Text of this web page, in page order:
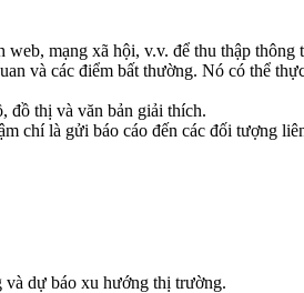
mạng xã hội, v.v. để thu thập thông
và các điểm bất thường. Nó có thể
đồ thị và văn bản giải thích.
chí là gửi báo cáo đến các đối tượng
và dự báo xu hướng thị trường.